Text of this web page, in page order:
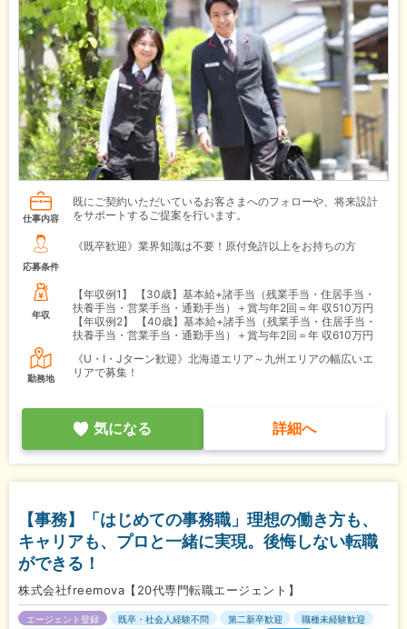
仕事内容
既にご契約いただいているお客さまへのフォローや、将来設計
をサポートするご提案を行います。
応募条件
《既卒歓迎》業界知識は不要！原付免許以上をお持ちの方
年収
【年収例1】
【30歳】基本給+諸手当（残業手当・住居手当・
扶養手当・営業手当・通勤手当）＋賞与年2回＝年 収510万円
【年収例2】
【40歳】基本給+諸手当（残業手当・住居手当・
扶養手当・営業手当・通勤手当）＋賞与年2回＝年 収610万円
勤務地
《U・I・Jターン歓迎》北海道エリア～九州エリアの幅広いエ
リアで募集！
気になる 詳細へ
【事務】「はじめての事務職」理想の働き方も、
キャリアも、プロと一緒に実現。後悔しない転職
ができる！
株式会社freemova【20代専門転職エージェント】
エージェント登録 既卒・社会人経験不問 第二新卒歓迎
職種未経験歓迎